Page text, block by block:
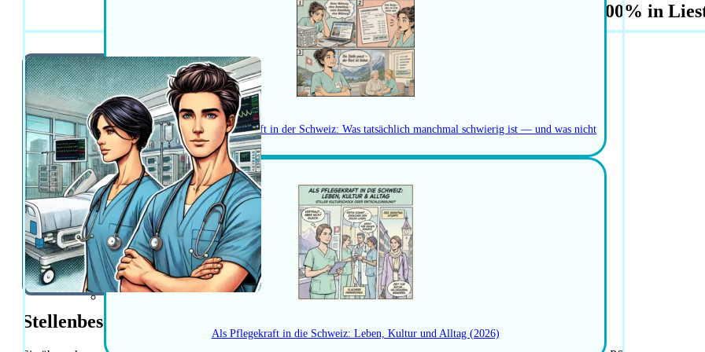
Herausforderungen als Pflegekraft in der Schweiz: Was tatsächlich manchmal schwierig ist — und was nicht
Als Pflegekraft in die Schweiz: Leben, Kultur und Alltag (2026)
diplomierte Pflegefachperson Intensivpflege 100% in
Stellenbeschreibung